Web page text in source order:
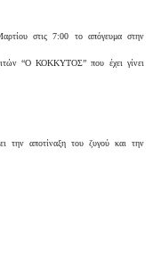
στις 7:00 το απόγευμα στην
“Ο ΚΟΚΚΥΤΟΣ” που έχει γίνει
την αποτίναξη του ζυγού και την